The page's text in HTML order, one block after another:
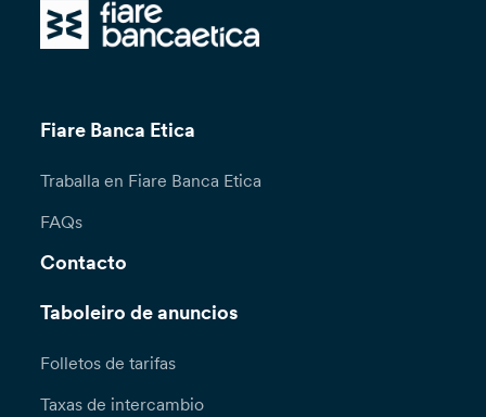
Fiare Banca Etica
Traballa en Fiare Banca Etica
FAQs
Contacto
Taboleiro de anuncios
Folletos de tarifas
Taxas de intercambio